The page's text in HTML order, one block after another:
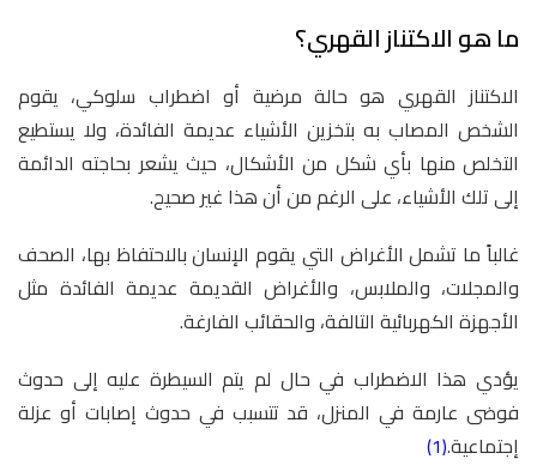
ما هو الاكتناز القهري؟
الاكتناز القهري هو حالة مرضية أو اضطراب سلوكي، يقوم
الشخص المصاب به بتخزين الأشياء عديمة الفائدة، ولا يستطيع
التخلص منها بأي شكل من الأشكال، حيث يشعر بحاجته الدائمة
إلى تلك الأشياء، على الرغم من أن هذا غير صحيح.
غالباً ما تشمل الأغراض التي يقوم الإنسان بالاحتفاظ بها، الصحف
والمجلات، والملابس، والأغراض القديمة عديمة الفائدة مثل
الأجهزة الكهربائية التالفة، والحقائب الفارغة.
يؤدي هذا الاضطراب في حال لم يتم السيطرة عليه إلى حدوث
فوضى عارمة في المنزل، قد تتسبب في حدوث إصابات أو عزلة
إجتماعية.(1)